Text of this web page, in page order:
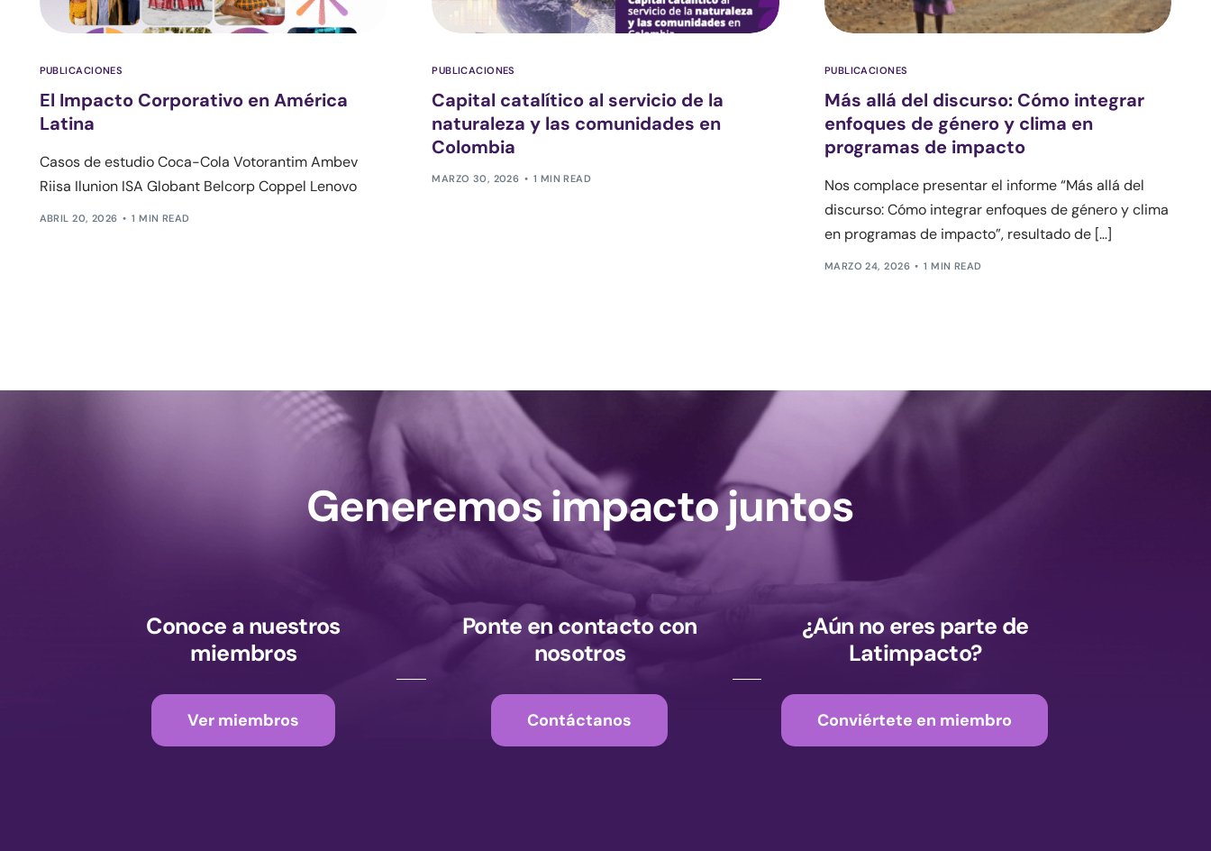
PUBLICACIONES
El Impacto Corporativo en América
Latina
Casos de estudio Coca-Cola Votorantim Ambev
Riisa Ilunion ISA Globant Belcorp Coppel Lenovo
ABRIL 20, 2026 1 MIN READ
PUBLICACIONES
Capital catalítico al servicio de la
naturaleza y las comunidades en
Colombia
MARZO 30, 2026 1 MIN READ
PUBLICACIONES
Más allá del discurso: Cómo integrar
enfoques de género y clima en
programas de impacto
Nos complace presentar el informe “Más allá del
discurso: Cómo integrar enfoques de género y clima
en programas de impacto”, resultado de […]
MARZO 24, 2026 1 MIN READ
Generemos impacto juntos
Conoce a nuestros
miembros
Ver miembros
Ponte en contacto con
nosotros
Contáctanos
¿Aún no eres parte de
Latimpacto?
Conviértete en miembro